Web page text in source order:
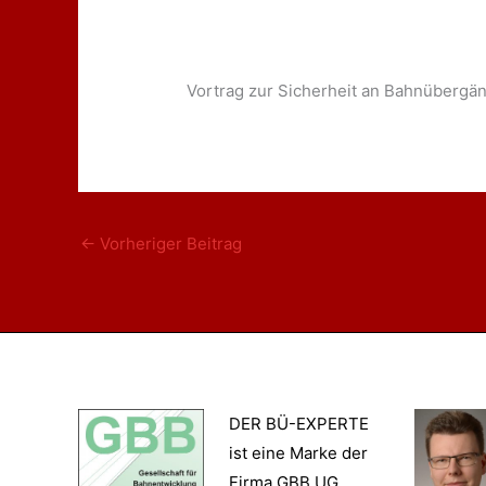
Vortrag zur Sicherheit an
← Vorheriger Beitrag
DER BÜ-EXPERTE
ist eine Marke der